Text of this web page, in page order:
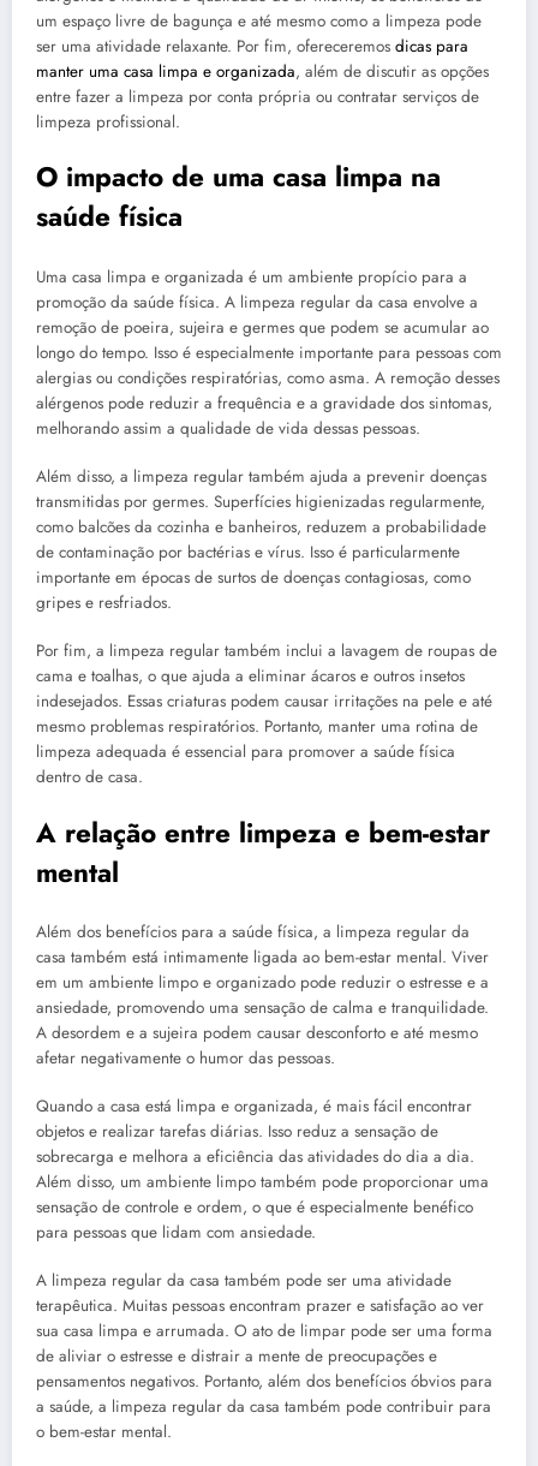
um espaço livre de bagunça e até mesmo como a limpeza pode
ser uma atividade relaxante. Por fim, ofereceremos dicas para
manter uma casa limpa e organizada, além de discutir as opções
entre fazer a limpeza por conta própria ou contratar serviços de
limpeza profissional.
O impacto de uma casa limpa na
saúde física
Uma casa limpa e organizada é um ambiente propício para a
promoção da saúde física. A limpeza regular da casa envolve a
remoção de poeira, sujeira e germes que podem se acumular ao
longo do tempo. Isso é especialmente importante para pessoas com
alergias ou condições respiratórias, como asma. A remoção desses
alérgenos pode reduzir a frequência e a gravidade dos sintomas,
melhorando assim a qualidade de vida dessas pessoas.
Além disso, a limpeza regular também ajuda a prevenir doenças
transmitidas por germes. Superfícies higienizadas regularmente,
como balcões da cozinha e banheiros, reduzem a probabilidade
de contaminação por bactérias e vírus. Isso é particularmente
importante em épocas de surtos de doenças contagiosas, como
gripes e resfriados.
Por fim, a limpeza regular também inclui a lavagem de roupas de
cama e toalhas, o que ajuda a eliminar ácaros e outros insetos
indesejados. Essas criaturas podem causar irritações na pele e até
mesmo problemas respiratórios. Portanto, manter uma rotina de
limpeza adequada é essencial para promover a saúde física
dentro de casa.
A relação entre limpeza e bem-estar
mental
Além dos benefícios para a saúde física, a limpeza regular da
casa também está intimamente ligada ao bem-estar mental. Viver
em um ambiente limpo e organizado pode reduzir o estresse e a
ansiedade, promovendo uma sensação de calma e tranquilidade.
A desordem e a sujeira podem causar desconforto e até mesmo
afetar negativamente o humor das pessoas.
Quando a casa está limpa e organizada, é mais fácil encontrar
objetos e realizar tarefas diárias. Isso reduz a sensação de
sobrecarga e melhora a eficiência das atividades do dia a dia.
Além disso, um ambiente limpo também pode proporcionar uma
sensação de controle e ordem, o que é especialmente benéfico
para pessoas que lidam com ansiedade.
A limpeza regular da casa também pode ser uma atividade
terapêutica. Muitas pessoas encontram prazer e satisfação ao ver
sua casa limpa e arrumada. O ato de limpar pode ser uma forma
de aliviar o estresse e distrair a mente de preocupações e
pensamentos negativos. Portanto, além dos benefícios óbvios para
a saúde, a limpeza regular da casa também pode contribuir para
o bem-estar mental.